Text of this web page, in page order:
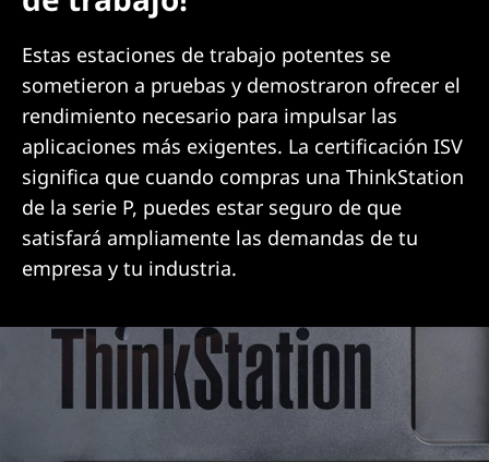
Estas estaciones de trabajo potentes se
sometieron a pruebas y demostraron ofrecer el
rendimiento necesario para impulsar las
aplicaciones más exigentes. La certificación ISV
significa que cuando compras una ThinkStation
de la serie P, puedes estar seguro de que
satisfará ampliamente las demandas de tu
empresa y tu industria.